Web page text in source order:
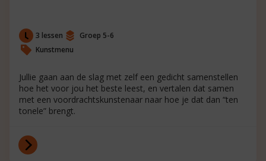
3 lessen
Groep 5-6
Kunstmenu
Jullie gaan aan de slag met zelf een gedicht samenstellen
hoe het voor jou het beste leest, en vertalen dat samen
met een voordrachtskunstenaar naar hoe je dat dan “ten
tonele” brengt.